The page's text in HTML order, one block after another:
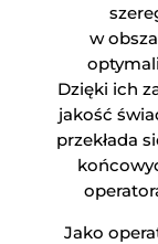
w
Dzięki ich
jakość
przekłada
Jako